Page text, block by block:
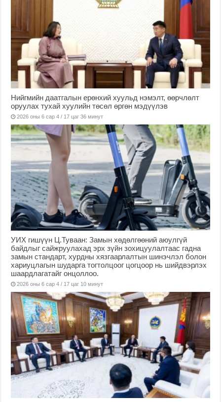
Нийгмийн даатгалын ерөнхий хуульд нэмэлт, өөрчлөлт
оруулах тухай хуулийн төсөл өргөн мэдүүлэв
2026 оны 6 сар 4 / 17 цаг 36 минут
УИХ гишүүн Ц.Туваан: Замын хөдөлгөөний аюулгүй
байдлыг сайжруулахад эрх зүйн зохицуулалтаас гадна
замын стандарт, хурдны хязгаарлалтын шинэчлэл болон
хариуцлагын шударга тогтолцоог цогцоор нь шийдвэрлэх
шаардлагатайг онцоллоо.
2026 оны 6 сар 4 / 17 цаг 10 минут